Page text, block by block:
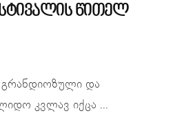
წითელ
გრანდიოზული და
კვლავ იქცა ...